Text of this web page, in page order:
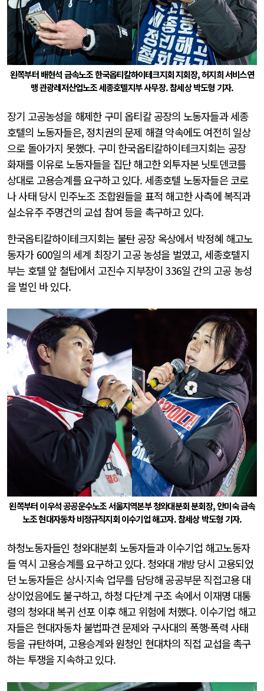
왼쪽부터 배현석 금속노조 한국옵티칼하이테크지회 지회장, 허지희 서비스연
맹 관광레저산업노조 세종호텔지부 사무장. 참세상 박도형 기자.
장기 고공농성을 해제한 구미 옵티칼 공장의 노동자들과 세종
호텔의 노동자들은, 정치권의 문제 해결 약속에도 여전히 일상
으로 돌아가지 못했다. 구미 한국옵티칼하이테크지회는 공장
화재를 이유로 노동자들을 집단 해고한 외투자본 닛토덴코를
상대로 고용승계를 요구하고 있다. 세종호텔 노동자들은 코로
나 사태 당시 민주노조 조합원들을 표적 해고한 사측에 복직과
실소유주 주명건의 교섭 참여 등을 촉구하고 있다.
한국옵티칼하이테크지회는 불탄 공장 옥상에서 박정혜 해고노
동자가 600일의 세계 최장기 고공 농성을 벌였고, 세종호텔지
부는 호텔 앞 철탑에서 고진수 지부장이 336일 간의 고공 농성
을 벌인 바 있다.
왼쪽부터 이우석 공공운수노조 서울지역본부 청와대분회 분회장, 안미숙 금속
노조 현대자동차 비정규직지회 이수기업 해고자. 참세상 박도형 기자.
하청노동자들인 청와대분회 노동자들과 이수기업 해고노동자
들 역시 고용승계를 요구하고 있다. 청와대 개방 당시 고용되었
던 노동자들은 상시·지속 업무를 담당해 공공부문 직접고용 대
상이었음에도 불구하고, 하청 다단계 구조 속에서 이재명 대통
령의 청와대 복귀 선포 이후 해고 위험에 처했다. 이수기업 해고
자들은 현대자동차 불법파견 문제와 구사대의 폭행·폭력 사태
등을 규탄하며, 고용승계와 원청인 현대차의 직접 교섭을 촉구
하는 투쟁을 지속하고 있다.